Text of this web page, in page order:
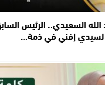
الله السعيدي.. الرئيس
لسيدي إفني في ذمة…